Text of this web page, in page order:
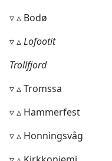
▿ ▵ Bodø
▿ ▵Lofootit
Trollfjord
▿ ▵ Tromssa
▿ ▵ Hammerfest
▿ ▵ Honningsvåg